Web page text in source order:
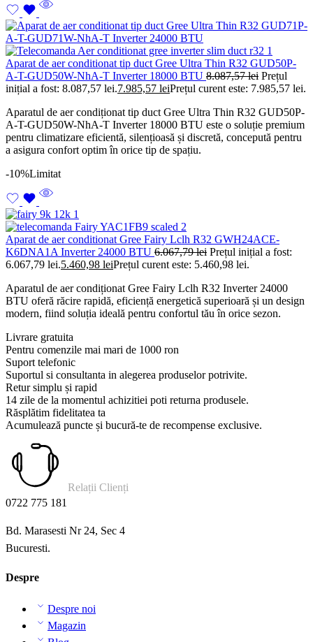
Aparat de aer conditionat tip duct Gree Ultra Thin R32 GUD50P-
A-T-GUD50W-NhA-T Inverter 18000 BTU 8.087,57lei Prețul
inițial a fost: 8.087,57 lei.7.985,57 leiPrețul curent este: 7.985,57 lei.
Aparatul de aer condiționat tip duct Gree Ultra Thin R32 GUD50P-
A-T-GUD50W-NhA-T Inverter 18000 BTU este o soluție premium
pentru climatizare eficientă, silențioasă și discretă, concepută pentru
a asigura confort optim în orice tip de spațiu.
-10%Limitat
Aparat de aer conditionat Gree Fairy Lclh R32 GWH24ACE-
K6DNA1A Inverter 24000 BTU 6.067,79lei Prețul inițial a fost:
6.067,79 lei.5.460,98 leiPrețul curent este: 5.460,98 lei.
Aparatul de aer condiționat Gree Fairy Lclh R32 Inverter 24000
BTU oferă răcire rapidă, eficiență energetică superioară și un design
modern, fiind soluția ideală pentru confortul tău în orice sezon.
Livrare gratuita
Pentru comenzile mai mari de 1000 ron
Suport telefonic
Suportul si consultanta in alegerea produselor potrivite.
Retur simplu și rapid
14 zile de la momentul achizitiei poti returna produsele.
Răsplătim fidelitatea ta
Acumulează puncte și bucură-te de recompense exclusive.
Relații Clienți
0722 775 181
Bd. Marasesti Nr 24, Sec 4
Bucuresti.
Despre
Despre noi
Magazin